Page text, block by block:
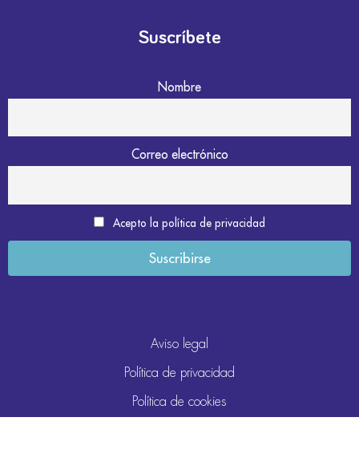
Suscríbete
Nombre
Correo electrónico
Acepto la política de privacidad
Aviso legal
Política de privacidad
Política de cookies